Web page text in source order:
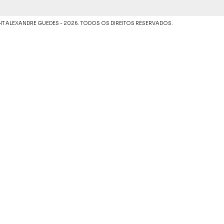
ALEXANDRE GUEDES - 2026. TODOS OS DIREITOS RESERVADOS.